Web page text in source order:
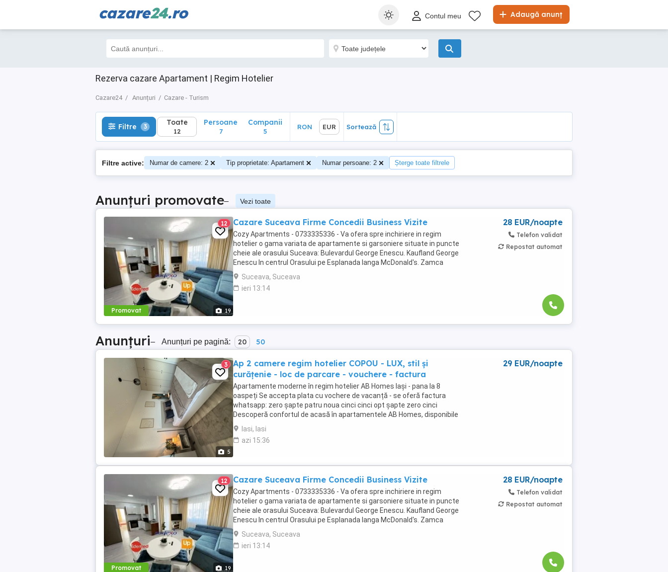
cazare24.ro Adaugă anunț
Contul meu
Rezerva cazare Apartament | Regim Hotelier
Cazare24 Anunțuri Cazare - Turism
Filtre 3 Toate
12
Filtre 3 Toate
12
Persoane
7
Companii
5
RON EUR Sortează
Filtre active: Numar de camere: 2 Tip proprietate: Apartament Numar persoane: 2 Șterge toate filtrele
Anunțuri promovate– Vezi toate
Promovat 19
12 Cazare Suceava Firme Concedii Business Vizite
Cozy Apartments - 0733335336 - Va ofera spre inchiriere in regim
hotelier o gama variata de apartamente si garsoniere situate in puncte
cheie ale orasului Suceava: Bulevardul George Enescu. Kaufland George
Enescu In centrul Orasului pe Esplanada langa McDonald's. Zamca
Bulevardul 1 Mai Obcini Bulevardul ...
Suceava, Suceava
ieri 13:14
28 EUR/noapte
Telefon validat
Repostat automat
Anunțuri– Anunțuri pe pagină: 20 50
5
3
Ap 2 camere regim hotelier COPOU - LUX, stil și
curățenie - loc de parcare - vouchere - factura
Apartamente moderne în regim hotelier AB Homes Iași - pana la 8
oaspeți Se accepta plata cu vochere de vacanță - se oferă factura
whatsapp: zero șapte patru noua cinci cinci opt șapte zero cinci
Descoperă confortul de acasă în apartamentele AB Homes, disponibile
în cele mai căutate zone din Iași Palas, ...
Iasi, Iasi
azi 15:36
29 EUR/noapte
Promovat 19
12 Cazare Suceava Firme Concedii Business Vizite
Cozy Apartments - 0733335336 - Va ofera spre inchiriere in regim
hotelier o gama variata de apartamente si garsoniere situate in puncte
cheie ale orasului Suceava: Bulevardul George Enescu. Kaufland George
Enescu In centrul Orasului pe Esplanada langa McDonald's. Zamca
Bulevardul 1 Mai Obcini Bulevardul ...
Suceava, Suceava
ieri 13:14
28 EUR/noapte
Telefon validat
Repostat automat